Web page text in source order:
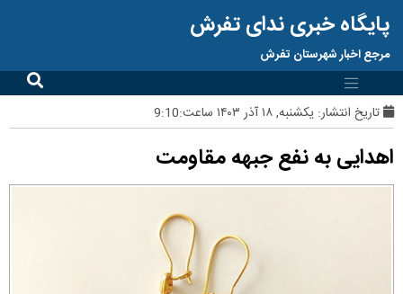
پایگاه خبری ندای تفرش
مرجع اخبار شهرستان تفرش
تاریخ انتشار: یکشنبه, ۱۸ آذر ۱۴۰۳ ساعت:9:10
اهدایی به نفع جبهه مقاومت